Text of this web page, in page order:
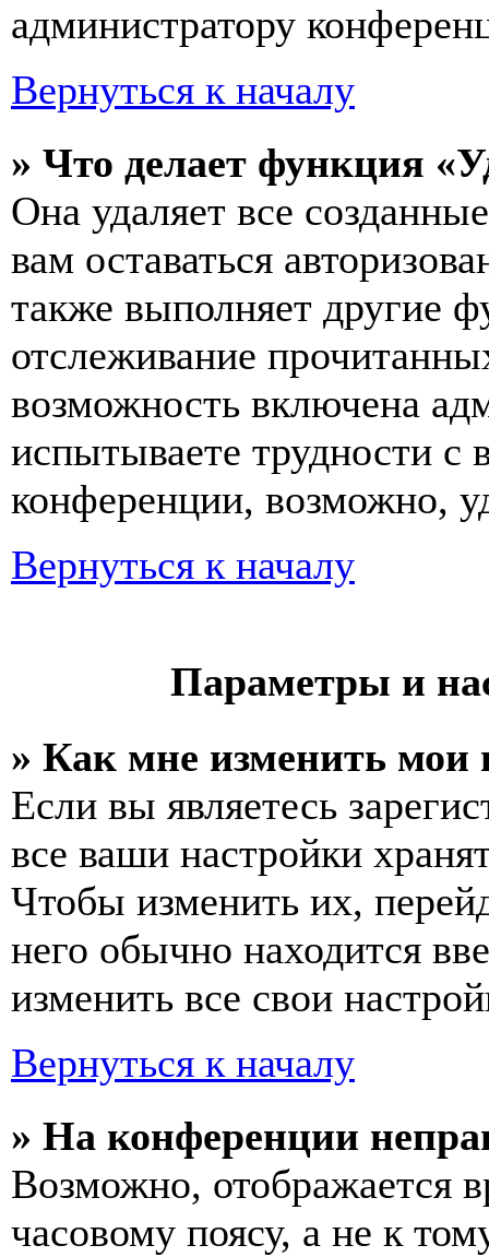
администратору
Вернуться к началу
» Что делает функция
Она удаляет все
вам оставаться
также выполняет другие
отслеживание
возможность включена
испытываете трудности с
конференции, возможно,
Вернуться к началу
Параметры и
» Как мне изменить мои
Если вы являетесь
все ваши настройки
Чтобы изменить их,
него обычно находится
изменить все свои
Вернуться к началу
» На конференции
Возможно, отображается
часовому поясу, а не к